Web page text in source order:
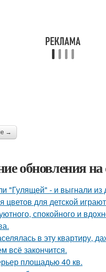
→
обновления на
"Гулящей" - и выгнали из
цветов для детской
спокойного и
в эту квартиру,
всё закончится.
площадью 40 кв.